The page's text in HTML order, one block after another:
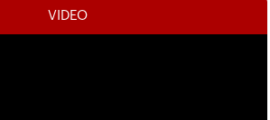
VIDEO